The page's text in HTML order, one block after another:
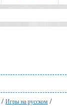
/ Игры на русском /